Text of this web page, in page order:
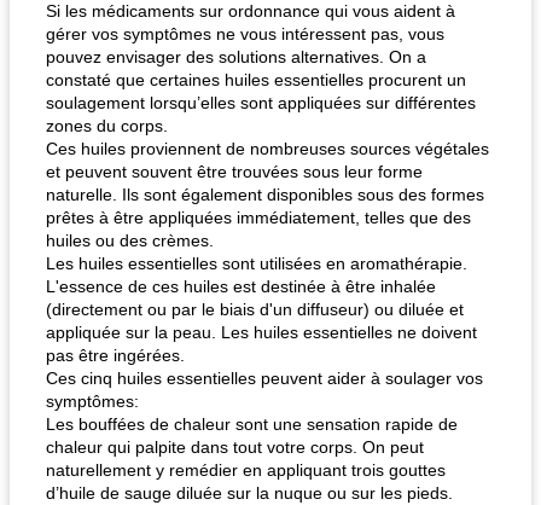
Si les médicaments sur ordonnance qui vous aident à
gérer vos symptômes ne vous intéressent pas, vous
pouvez envisager des solutions alternatives. On a
constaté que certaines huiles essentielles procurent un
soulagement lorsqu’elles sont appliquées sur différentes
zones du corps.
Ces huiles proviennent de nombreuses sources végétales
et peuvent souvent être trouvées sous leur forme
naturelle. Ils sont également disponibles sous des formes
prêtes à être appliquées immédiatement, telles que des
huiles ou des crèmes.
Les huiles essentielles sont utilisées en aromathérapie.
L'essence de ces huiles est destinée à être inhalée
(directement ou par le biais d'un diffuseur) ou diluée et
appliquée sur la peau. Les huiles essentielles ne doivent
pas être ingérées.
Ces cinq huiles essentielles peuvent aider à soulager vos
symptômes:
Les bouffées de chaleur sont une sensation rapide de
chaleur qui palpite dans tout votre corps. On peut
naturellement y remédier en appliquant trois gouttes
d’huile de sauge diluée sur la nuque ou sur les pieds.